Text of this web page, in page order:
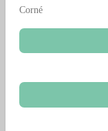
Corné